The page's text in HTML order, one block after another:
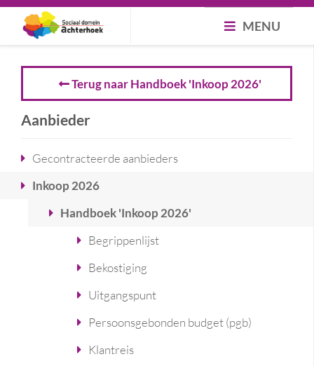
MENU
Terug naar Handboek 'Inkoop 2026'
Aanbieder
Gecontracteerde aanbieders
Inkoop 2026
Handboek 'Inkoop 2026'
Begrippenlijst
Bekostiging
Uitgangspunt
Persoonsgebonden budget (pgb)
Klantreis